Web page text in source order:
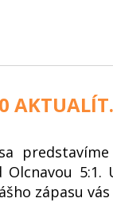
AKTUALÍT.
zápasu